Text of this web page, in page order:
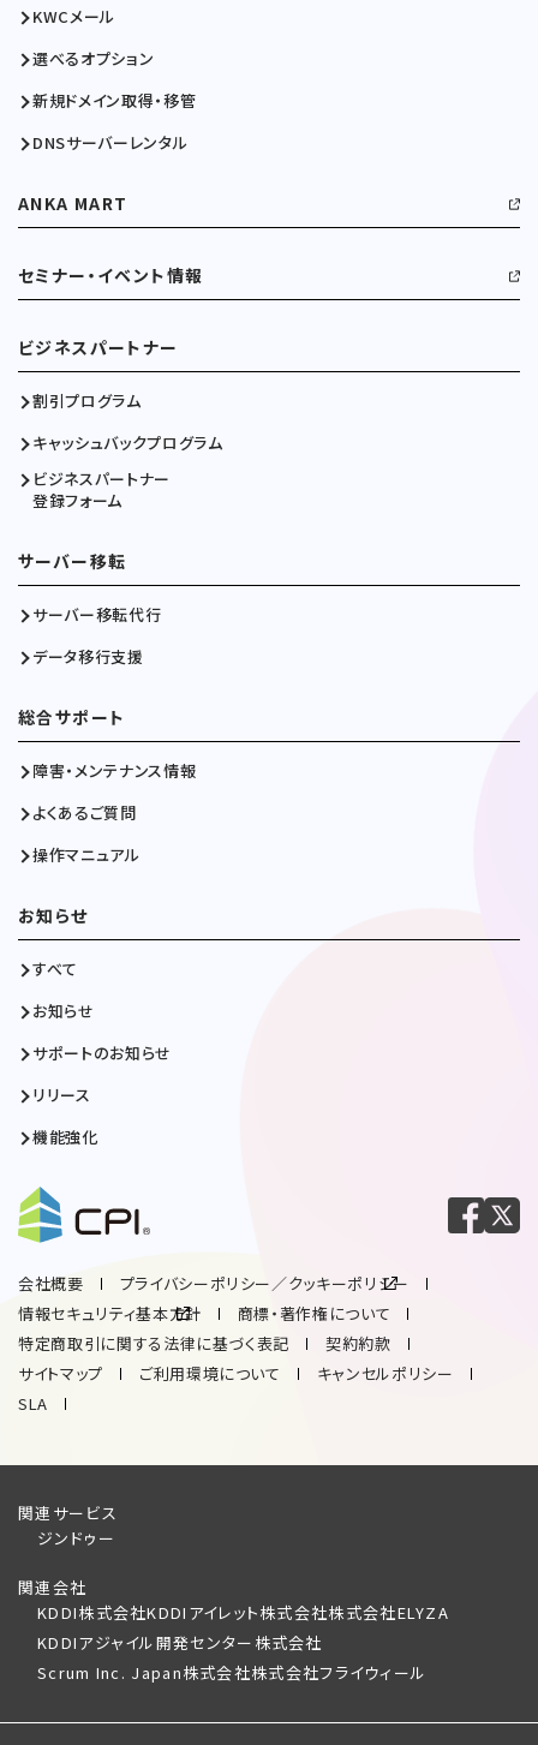
KWCメール
選べるオプション
新規ドメイン取得・移管
DNSサーバーレンタル
ANKA MART
セミナー・イベント情報
ビジネスパートナー
割引プログラム
キャッシュバックプログラム
ビジネスパートナー
登録フォーム
サーバー移転
サーバー移転代行
データ移行支援
総合サポート
障害・メンテナンス情報
よくあるご質問
操作マニュアル
お知らせ
すべて
お知らせ
サポートのお知らせ
リリース
機能強化
会社概要
プライバシーポリシー／クッキーポリシー
情報セキュリティ基本方針
商標・著作権について
特定商取引に関する法律に基づく表記
契約約款
サイトマップ
ご利用環境について
キャンセルポリシー
SLA
関連サービス
ジンドゥー
関連会社
KDDI株式会社KDDIアイレット株式会社株式会社ELYZA
KDDIアジャイル開発センター株式会社
Scrum Inc. Japan株式会社株式会社フライウィール